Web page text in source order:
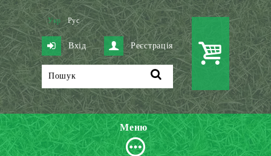
Укр Рус
Вхід Реєстрація
Меню